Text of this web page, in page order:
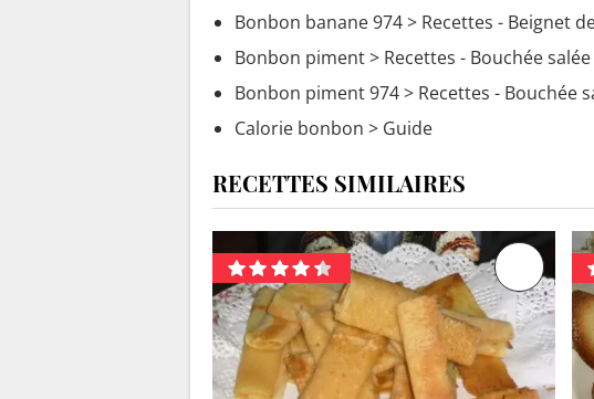
Bonbon banane 974> Recettes - Beignet
Bonbon piment> Recettes - Bouchée salée
Bonbon piment 974> Recettes - Bouchée
Calorie bonbon > Guide
RECETTES SIMILAIRES